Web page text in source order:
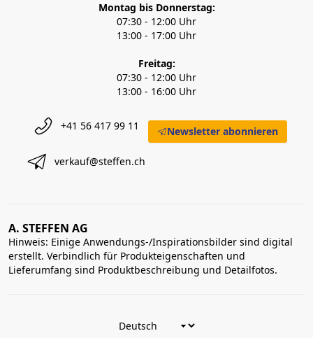
Montag bis Donnerstag:
07:30 - 12:00 Uhr
13:00 - 17:00 Uhr
Freitag:
07:30 - 12:00 Uhr
13:00 - 16:00 Uhr
+41 56 417 99 11
verkauf@steffen.ch
Newsletter abonnieren
A. STEFFEN AG
Hinweis: Einige Anwendungs-/Inspirationsbilder sind digital
erstellt. Verbindlich für Produkteigenschaften und
Lieferumfang sind Produktbeschreibung und Detailfotos.